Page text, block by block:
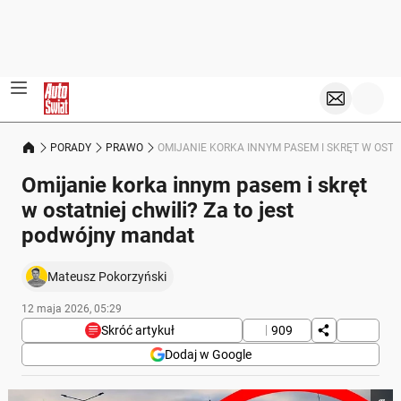
PORADY PRAWO OMIJANIE KORKA INNYM PASEM I SKRĘT W
Omijanie korka innym pasem i skręt
w ostatniej chwili? Za to jest
podwójny mandat
Mateusz Pokorzyński
12 maja 2026, 05:29
Skróć artykuł
909
Dodaj w Google